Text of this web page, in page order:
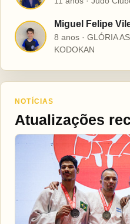
M
Miguel Felipe
8 anos · GLÓRIA
KODOKAN
NOTÍCIAS
Atualizações